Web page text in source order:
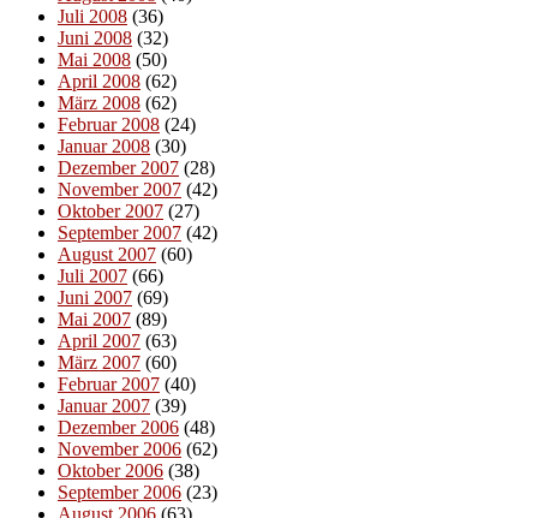
Juli 2008 (36)
Juni 2008 (32)
Mai 2008 (50)
April 2008 (62)
März 2008 (62)
Februar 2008 (24)
Januar 2008 (30)
Dezember 2007 (28)
November 2007 (42)
Oktober 2007 (27)
September 2007 (42)
August 2007 (60)
Juli 2007 (66)
Juni 2007 (69)
Mai 2007 (89)
April 2007 (63)
März 2007 (60)
Februar 2007 (40)
Januar 2007 (39)
Dezember 2006 (48)
November 2006 (62)
Oktober 2006 (38)
September 2006 (23)